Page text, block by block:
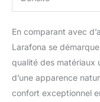
En comparant avec
Larafona se
qualité des matériaux
d’une apparence
confort exceptionnel